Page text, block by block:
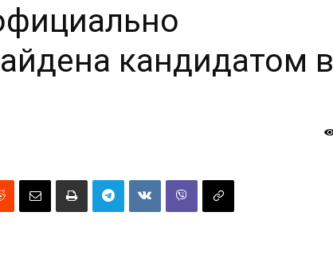
кандидатом в